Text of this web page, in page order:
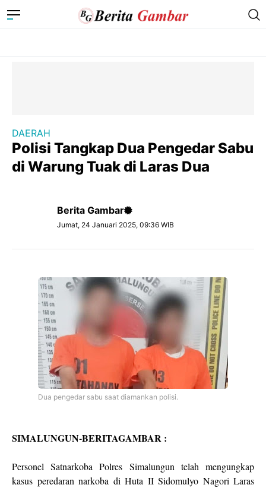
DAERAH
Polisi Tangkap Dua Pengedar Sabu
di Warung Tuak di Laras Dua
Berita Gambar
Jumat, 24 Januari 2025, 09:36 WIB
Dua pengedar sabu saat diamankan polisi.
SIMALUNGUN-BERITAGAMBAR :
Personel Satnarkoba Polres Simalungun telah mengungkap
kasus peredaran narkoba di Huta II Sidomulyo Nagori Laras